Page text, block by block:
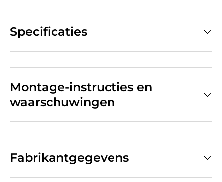
Specificaties
Montage-instructies en
waarschuwingen
Fabrikantgegevens